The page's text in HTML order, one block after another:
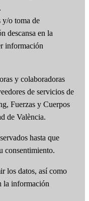
y/o toma de
descansa en la
información
y colaboradoras
de servicios de
Fuerzas y Cuerpos
de València.
hasta que
consentimiento.
los datos, así como
la información